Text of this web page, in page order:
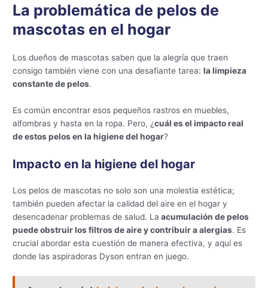
La problemática de pelos de
mascotas en el hogar
Los dueños de mascotas saben que la alegría que traen
consigo también viene con una desafiante tarea:la limpieza
constante de pelos.
Es común encontrar esos pequeños rastros en muebles,
alfombras y hasta en la ropa. Pero, ¿cuál es el impacto real
de estos pelos en la higiene del hogar?
Impacto en la higiene del hogar
Los pelos de mascotas no solo son una molestia estética;
también pueden afectar la calidad del aire en el hogar y
desencadenar problemas de salud. La acumulación de pelos
puede obstruir los filtros de aire y contribuir a alergias. Es
crucial abordar esta cuestión de manera efectiva, y aquí es
donde las aspiradoras Dyson entran en juego.